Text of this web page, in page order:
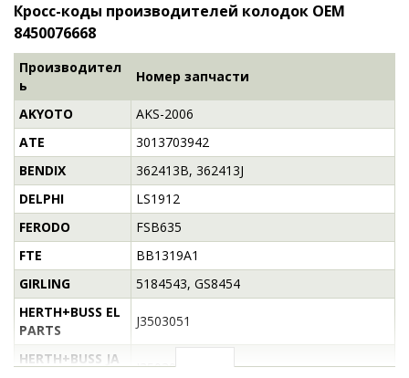
Кросс-коды производителей колодок OEM
8450076668
Производител
ь
Номер запчасти
AKYOTO
AKS-2006
ATE
3013703942
BENDIX
362413B, 362413J
DELPHI
LS1912
FERODO
FSB635
FTE
BB1319A1
GIRLING
5184543, GS8454
HERTH+BUSS EL
PARTS
J3503051
HERTH+BUSS JA
J3503051